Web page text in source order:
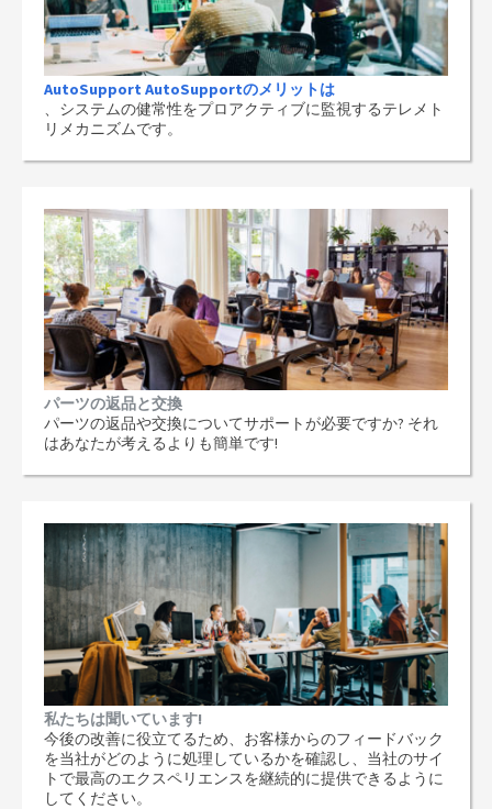
AutoSupport AutoSupportのメリットは
、システムの健常性をプロアクティブに監視するテレメト
リメカニズムです。
パーツの返品と交換
パーツの返品や交換についてサポートが必要ですか? それ
はあなたが考えるよりも簡単です!
私たちは聞いています!
今後の改善に役立てるため、お客様からのフィードバック
を当社がどのように処理しているかを確認し、当社のサイ
トで最高のエクスペリエンスを継続的に提供できるように
してください。